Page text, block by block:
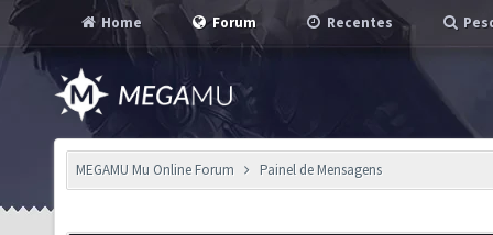
Home Forum Recentes
MEGAMU Mu Online Forum Painel de Mensagens